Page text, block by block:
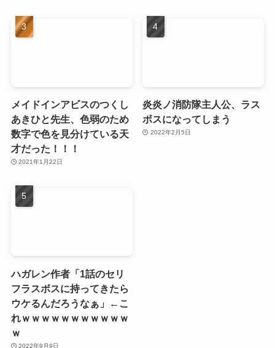
メイドインアビスのつくし
あきひと先生、色弱のため
数字で色を見分けている天
才だった！！！
2021年1月22日
炎炎ノ消防隊主人公、ラス
ボスになってしまう
2022年2月5日
ハガレン作者「1話のセリ
フラスボスに持ってきたら
ウケるんだろうなぁ」←こ
れｗｗｗｗｗｗｗｗｗｗｗ
ｗ
2022年9月9日